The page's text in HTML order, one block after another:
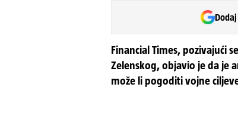
Financial Times, pozivajući
Zelenskog, objavio je da je
može li pogoditi vojne